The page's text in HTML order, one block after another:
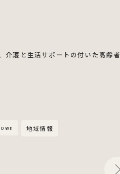
介護と生活サポートの付いた高齢者
地域情報